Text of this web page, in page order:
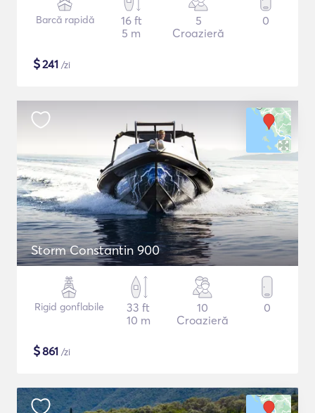
Barcă rapidă
16 ft
5 m
5
Croazieră
0
$241 /zi
Storm Constantin 900
Rigid gonflabile
33 ft
10 m
10
Croazieră
0
$861 /zi